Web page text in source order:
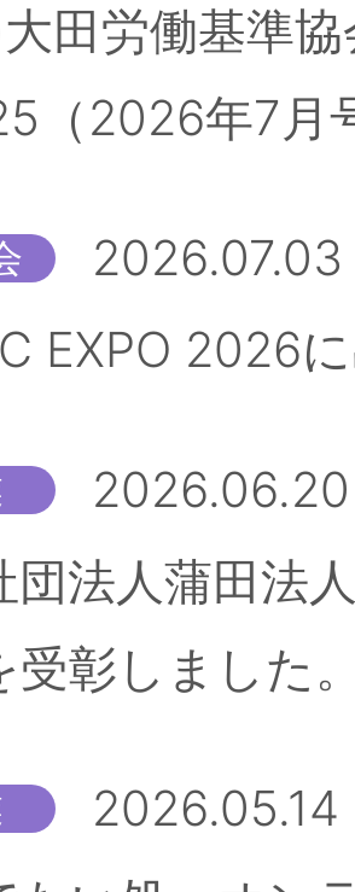
田労働基準
（2026年7月
2026.07.03
EXPO 2026
2026.06.20
団法人蒲田法
受彰しました
2026.05.14